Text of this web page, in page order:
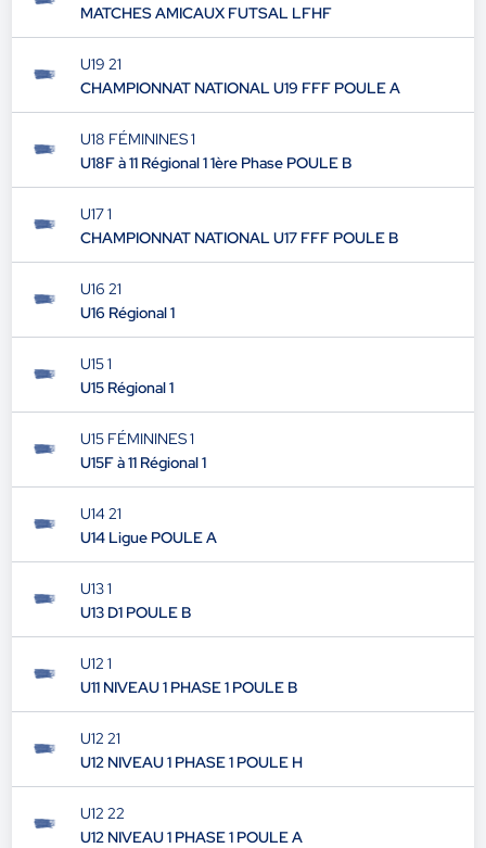
MATCHES AMICAUX FUTSAL LFHF
U19 21
CHAMPIONNAT NATIONAL U19 FFF POULE A
U18 FÉMININES 1
U18F à 11 Régional 1 1ère Phase POULE B
U17 1
CHAMPIONNAT NATIONAL U17 FFF POULE B
U16 21
U16 Régional 1
U15 1
U15 Régional 1
U15 FÉMININES 1
U15F à 11 Régional 1
U14 21
U14 Ligue POULE A
U13 1
U13 D1 POULE B
U12 1
U11 NIVEAU 1 PHASE 1 POULE B
U12 21
U12 NIVEAU 1 PHASE 1 POULE H
U12 22
U12 NIVEAU 1 PHASE 1 POULE A